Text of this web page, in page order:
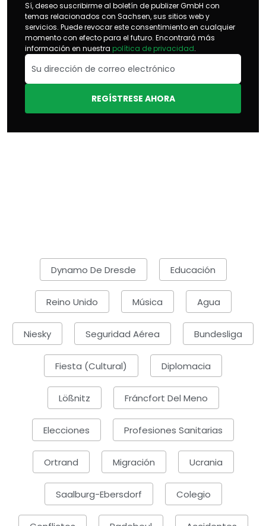
Sí, deseo suscribirme al boletín de publizer GmbH con
temas relacionados con Sachsen, sus sitios web y
servicios. Puede revocar este consentimiento en cualquier
momento con efecto para el futuro. Encontrará más
información en nuestra política de privacidad.
REGÍSTRESE AHORA
Dynamo De Dresde Educación
Reino Unido Música Agua
Niesky Seguridad Aérea Bundesliga
Fiesta (cultural) Diplomacia
Lößnitz Fráncfort Del Meno
Elecciones Profesiones Sanitarias
Ortrand Migración Ucrania
Saalburg-Ebersdorf Colegio